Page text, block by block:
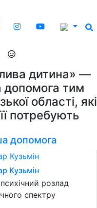
дитина» —
допомога тим
області, які
потребують
допомога
Кузьмін
розлад
спектру